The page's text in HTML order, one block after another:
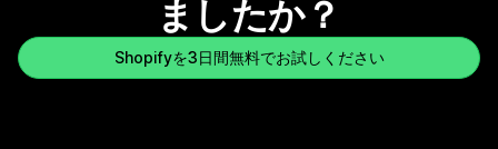
ましたか？
Shopifyを3日間無料でお試しください